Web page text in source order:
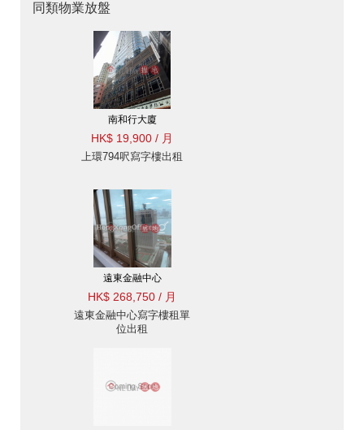
同類物業放盤
南和行大廈
HK$ 19,900 / 月
上環794呎寫字樓出租
遠東金融中心
HK$ 268,750 / 月
遠東金融中心寫字樓租單
位出租